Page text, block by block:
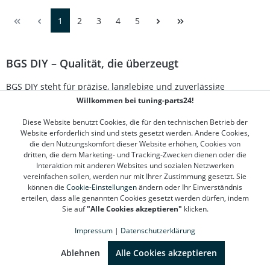
ohne Kommunikationsverlust. Dank verstellbarem Bügel
passt er sich optimal an Ihre Kopfform an. Dieses Set ist
die ideale Erstausstattung für Hobby- und
Arbeiten mit Lärm und Staub Erfüllt die
und elastisches Band für individuellen Tragekomfort Ideal
für Baustelle, Werkstatt, Garten oder Heimwerken
Lieferumfang: 1x Staubschutzbrille mit elastischem
Gummiband 1x Überkopf-Ohrschützer (Gehörschutz)
1 2 3 4 5
BGS DIY – Qualität, die überzeugt
BGS DIY steht für präzise, langlebige und zuverlässige
Werkzeuge, die in keiner Werkstatt fehlen dürfen. Ob Profi oder
tuning-parts24.destets das passende Werkzeug für Ihr Projekt.
Der Hersteller überzeugt mit einem breiten Sortiment, das von
klassischenHandwerkzeugenüberDrehmoment-Werkzeuge
bis hin zu komplettenWerkstattausstattungenreicht.
Handwerkzeuge von BGS DIY
Schraubendreher,ZangenundBohrer
Verarbeitung und hohe Haltbarkeit aus. Das Sortiment umfasst
Ausführungen – ideal für präzise Arbeiten am Fahrzeug.
Willkommen bei tuning-parts24!
Diese Website benutzt Cookies, die für den technischen Betrieb der
Website erforderlich sind und stets gesetzt werden. Andere Cookies,
die den Nutzungskomfort dieser Website erhöhen, Cookies von
dritten, die dem Marketing- und Tracking-Zwecken dienen oder die
Interaktion mit anderen Websites und sozialen Netzwerken
vereinfachen sollen, werden nur mit Ihrer Zustimmung gesetzt. Sie
können die Cookie-Einstellungenändern oder Ihr Einverständnis
erteilen, dass alle genannten Cookies gesetzt werden dürfen, indem
Sie auf"Alle Cookies akzeptieren" klicken.
Impressum | Datenschutzerklärung
Ablehnen Alle Cookies akzeptieren
(4.78 / 5)
1310
Bewertungen bei: google.de, shopvote.de ⓘ
Informationen zur Echtheit der Bewertungen